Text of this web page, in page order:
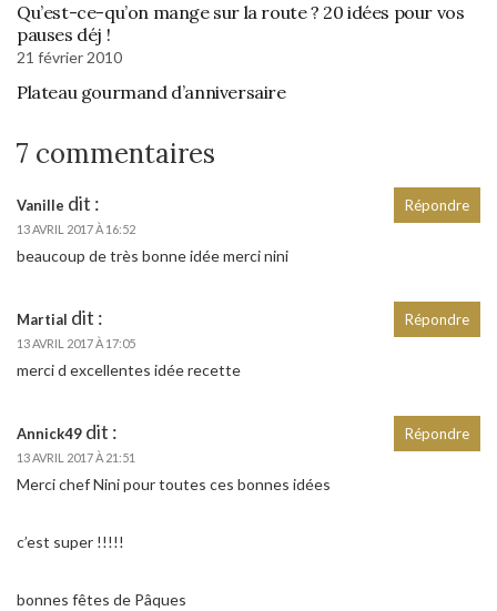
Qu’est-ce-qu’on mange sur la route ? 20 idées pour vos
pauses déj !
21 février 2010
Plateau gourmand d’anniversaire
7 commentaires
Vanille dit :
13 AVRIL 2017 À 16:52
beaucoup de très bonne idée merci nini
Répondre
Martial dit :
13 AVRIL 2017 À 17:05
merci d excellentes idée recette
Répondre
Annick49 dit :
13 AVRIL 2017 À 21:51
Merci chef Nini pour toutes ces bonnes idées
c’est super !!!!!
bonnes fêtes de Pâques
Répondre